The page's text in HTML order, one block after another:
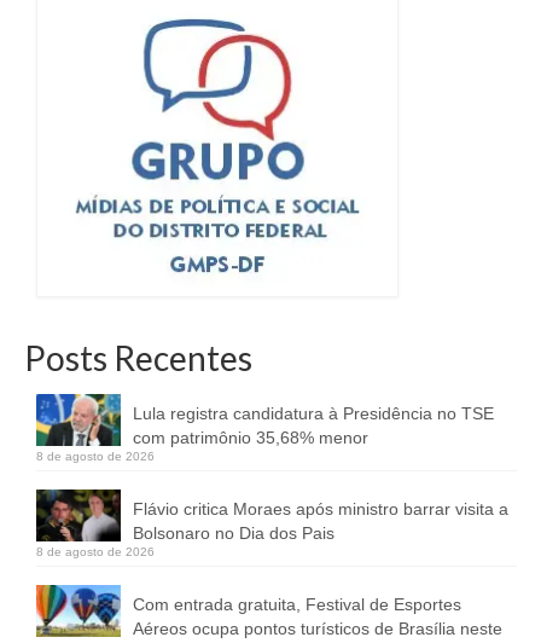
Posts Recentes
Lula registra candidatura à Presidência no TSE
com patrimônio 35,68% menor
8 de agosto de 2026
Flávio critica Moraes após ministro barrar visita a
Bolsonaro no Dia dos Pais
8 de agosto de 2026
Com entrada gratuita, Festival de Esportes
Aéreos ocupa pontos turísticos de Brasília neste